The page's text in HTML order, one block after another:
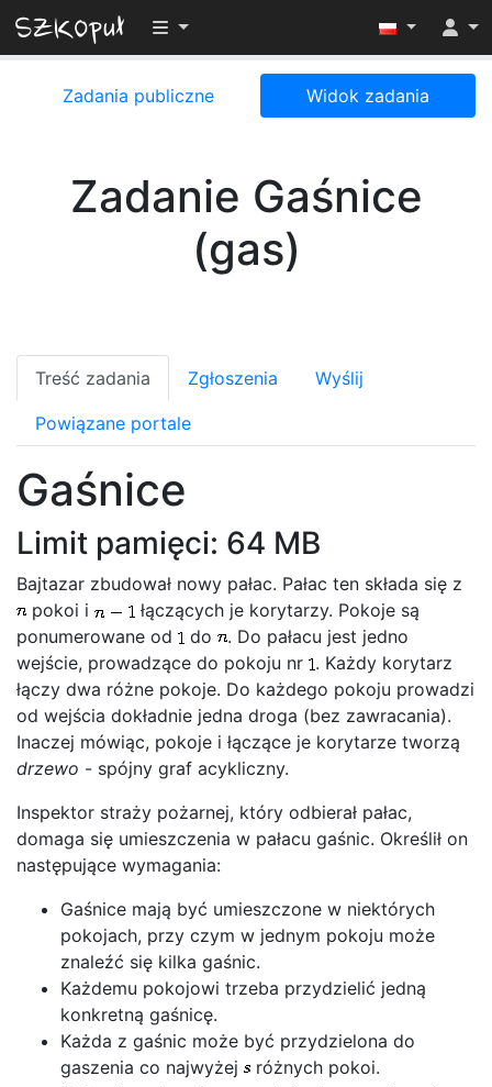
Przełącz widoczność menu
Zadania publiczne Widok zadania
Zadanie Gaśnice
(gas)
Treść zadania Zgłoszenia Wyślij
Powiązane portale
Gaśnice
Limit pamięci: 64 MB
Bajtazar zbudował nowy pałac. Pałac ten składa się z
pokoi i
łączących je korytarzy. Pokoje są
ponumerowane od
do
. Do pałacu jest jedno
wejście, prowadzące do pokoju nr . Każdy korytarz
łączy dwa różne pokoje. Do każdego pokoju prowadzi
od wejścia dokładnie jedna droga (bez zawracania).
Inaczej mówiąc, pokoje i łączące je korytarze tworzą
drzewo - spójny graf acykliczny.
Inspektor straży pożarnej, który odbierał pałac,
domaga się umieszczenia w pałacu gaśnic. Określił on
następujące wymagania:
Gaśnice mają być umieszczone w niektórych
pokojach, przy czym w jednym pokoju może
znaleźć się kilka gaśnic.
Każdemu pokojowi trzeba przydzielić jedną
konkretną gaśnicę.
Każda z gaśnic może być przydzielona do
gaszenia co najwyżej
różnych pokoi.